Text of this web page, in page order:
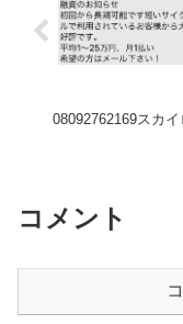
08092762169スカ
コメント